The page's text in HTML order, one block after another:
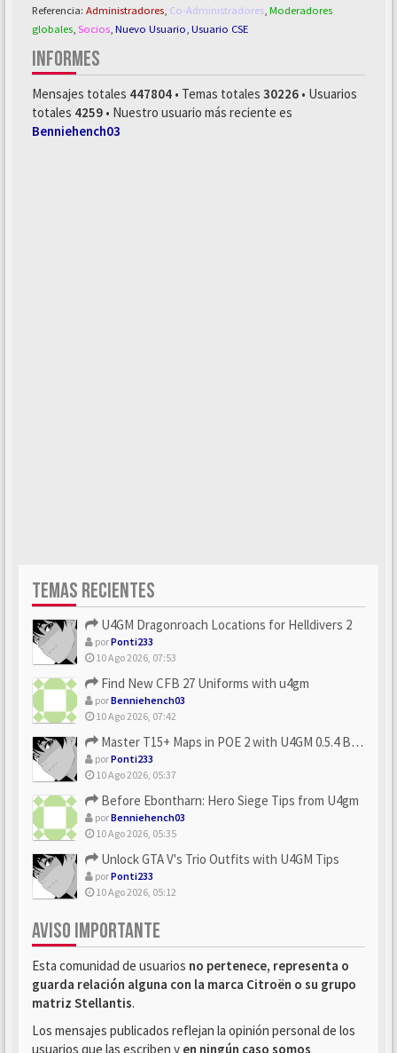
Referencia: Administradores Co-Administradores Moderadores
globales Socios Nuevo Usuario Usuario CSE
INFORMES
Mensajes totales 447804 • Temas totales 30226 • Usuarios
totales 4259 • Nuestro usuario más reciente es
Benniehench03
TEMAS RECIENTES
U4GM Dragonroach Locations for Helldivers 2
porPonti233
10 Ago 2026, 07:53
Find New CFB 27 Uniforms with u4gm
porBenniehench03
10 Ago 2026, 07:42
Master T15+ Maps in POE 2 with U4GM 0.5.4 Builds
porPonti233
10 Ago 2026, 05:37
Before Ebontharn: Hero Siege Tips from U4gm
porBenniehench03
10 Ago 2026, 05:35
Unlock GTA V's Trio Outfits with U4GM Tips
porPonti233
10 Ago 2026, 05:12
AVISO IMPORTANTE
Esta comunidad de usuarios no pertenece, representa o
guarda relación alguna con la marca Citroën o su grupo
matriz Stellantis.
Los mensajes publicados reflejan la opinión personal de los
usuarios que las escriben y en ningún caso somos